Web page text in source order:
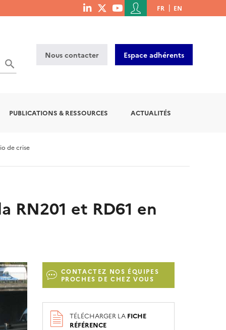
menu
Menu
du
de
l'utilisateur
FR EN
Nous contacter Espace adhérents
PUBLICATIONS & RESSOURCES ACTUALITÉS
de crise
RN201 et RD61 en
CONTACTEZ NOS ÉQUIPES
PROCHES DE CHEZ VOUS
TÉLÉCHARGER LA FICHE
RÉFÉRENCE